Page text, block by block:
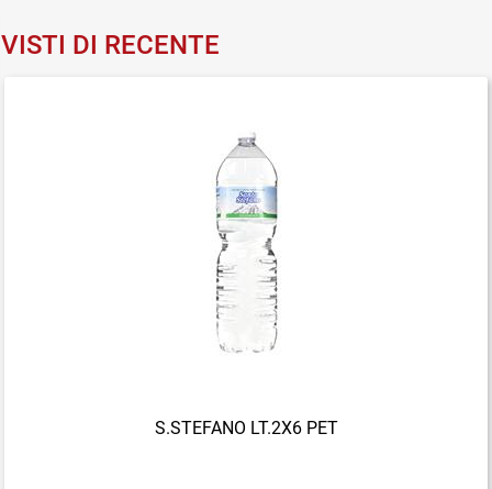
VISTI DI RECENTE
S.STEFANO LT.2X6 PET